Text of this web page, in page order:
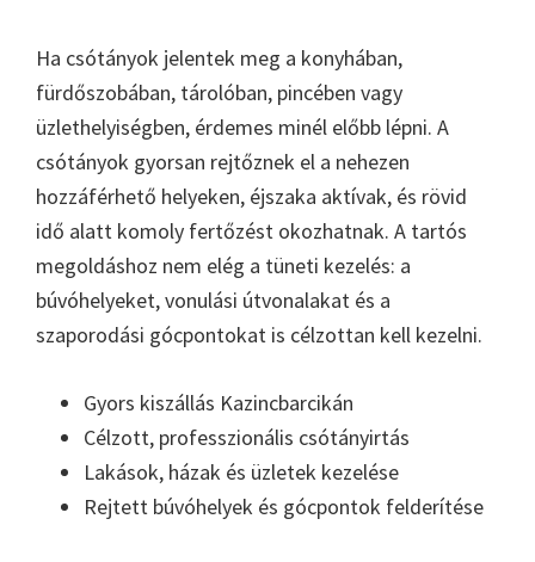
Ha csótányok jelentek meg a konyhában,
fürdőszobában, tárolóban, pincében vagy
üzlethelyiségben, érdemes minél előbb lépni. A
csótányok gyorsan rejtőznek el a nehezen
hozzáférhető helyeken, éjszaka aktívak, és rövid
idő alatt komoly fertőzést okozhatnak. A tartós
megoldáshoz nem elég a tüneti kezelés: a
búvóhelyeket, vonulási útvonalakat és a
szaporodási gócpontokat is célzottan kell kezelni.
Gyors kiszállás Kazincbarcikán
Célzott, professzionális csótányirtás
Lakások, házak és üzletek kezelése
Rejtett búvóhelyek és gócpontok felderítése